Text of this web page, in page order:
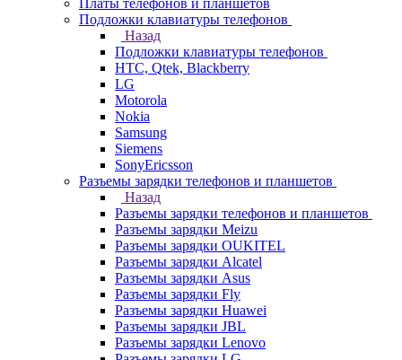
Платы телефонов и планшетов
Подложки клавиатуры телефонов
Назад
Подложки клавиатуры телефонов
HTC, Qtek, Blackberry
LG
Motorola
Nokia
Samsung
Siemens
SonyEricsson
Разъемы зарядки телефонов и планшетов
Назад
Разъемы зарядки телефонов и планшетов
Разъемы зарядки Meizu
Разъемы зарядки OUKITEL
Разъемы зарядки Alcatel
Разъемы зарядки Asus
Разъемы зарядки Fly
Разъемы зарядки Huawei
Разъемы зарядки JBL
Разъемы зарядки Lenovo